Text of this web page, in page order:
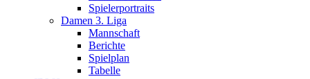
Spielerportraits
Damen 3. Liga
Mannschaft
Berichte
Spielplan
Tabelle